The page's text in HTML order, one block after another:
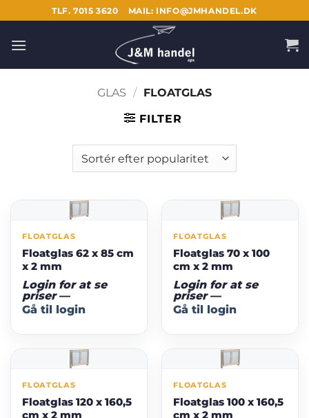
til
indhold
TLF. 7015 3620 MAIL: INFO@JMHANDEL.DK
GLAS / FLOATGLAS
FILTER
FLOATGLAS
Floatglas 62 x 85 cm
x 2 mm
Login for at se
priser—
Gå til login
FLOATGLAS
Floatglas 70 x 100
cm x 2 mm
Login for at se
priser—
Gå til login
FLOATGLAS
Floatglas 120 x 160,5
cm x 2 mm
FLOATGLAS
Floatglas 100 x 160,5
cm x 2 mm